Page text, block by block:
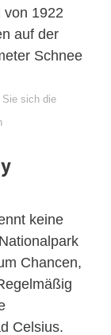
von 1922
auf der
Schnee
Sie sich die
keine
Chancen,
Celsius.